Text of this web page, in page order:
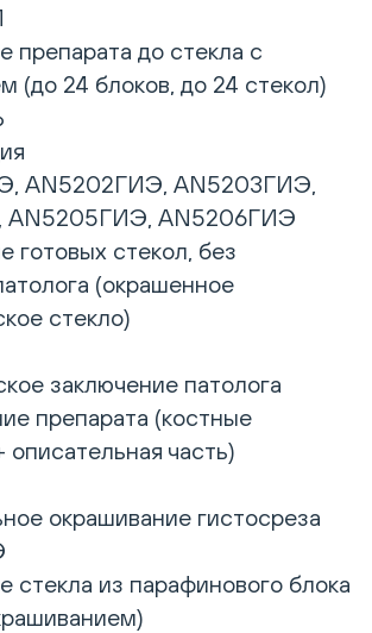
препарата до стекла с
(до 24 блоков, до 24 стекол)
AN5202ГИЭ, AN5203ГИЭ,
AN5205ГИЭ, AN5206ГИЭ
готовых стекол, без
(окрашенное
стекло)
заключение патолога
препарата (костные
часть)
окрашивание гистосреза
стекла из парафинового блока